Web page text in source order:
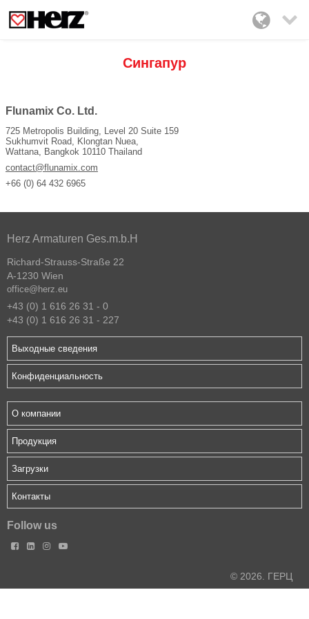

Сингапур
Flunamix Co. Ltd.
725 Metropolis Building, Level 20 Suite 159
Sukhumvit Road, Klongtan Nuea,
Wattana, Bangkok 10110 Thailand
contact@flunamix.com
+66 (0) 64 432 6965
Herz Armaturen Ges.m.b.H
Richard-Strauss-Straße 22
A-1230 Wien
office@herz.eu
+43 (0) 1 616 26 31 - 0
+43 (0) 1 616 26 31 - 227
Выходные сведения
Конфиденциальность
О компании
Продукция
Загрузки
Контакты
Follow us
   
© 2026. ГЕРЦ